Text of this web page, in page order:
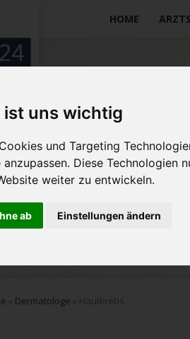
ist uns wichtig
und Targeting
Diese Technologien
weiter zu entwickeln.
ab Einstellungen ändern
überspringen
HOME
Dermatologe Hautkrebs